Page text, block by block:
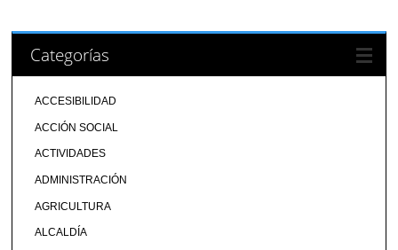
Categorías
ACCESIBILIDAD
ACCIÓN SOCIAL
ACTIVIDADES
ADMINISTRACIÓN
AGRICULTURA
ALCALDÍA